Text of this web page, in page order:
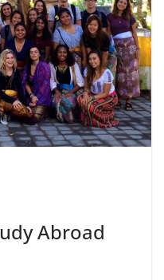
Abroad